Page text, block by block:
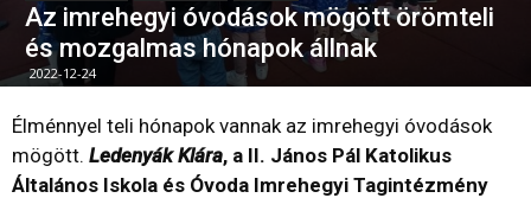
Az imrehegyi óvodások mögött örömteli
és mozgalmas hónapok állnak
2022-12-24
Élménnyel teli hónapok vannak az imrehegyi óvodások
mögött. Ledenyák Klára, a II. János Pál Katolikus
Általános Iskola és Óvoda Imrehegyi Tagintézmény